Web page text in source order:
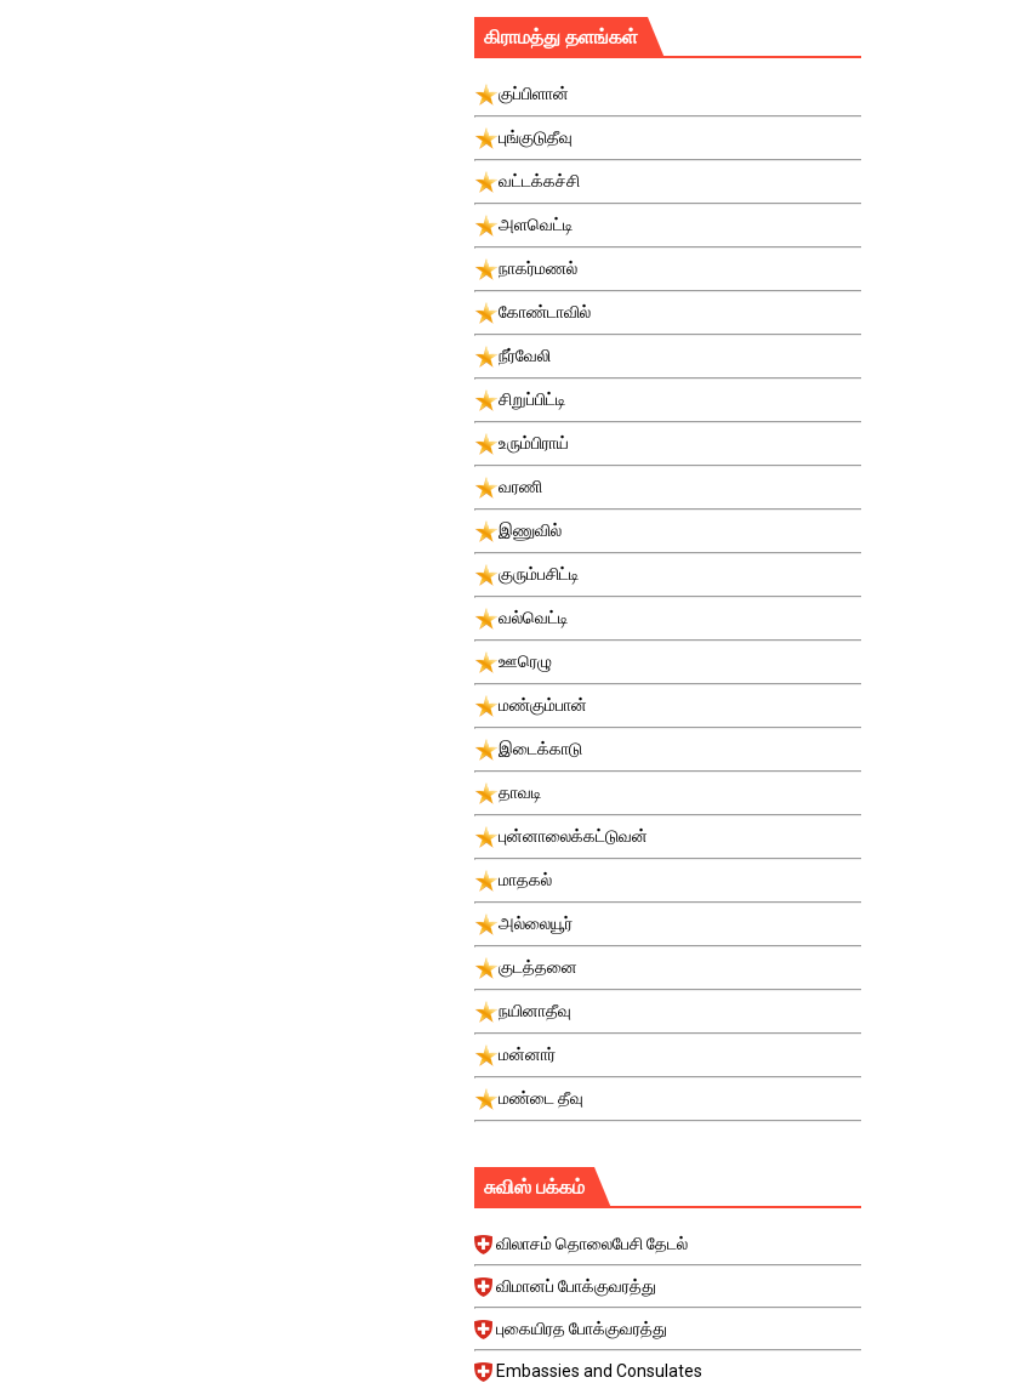
கிராமத்து தளங்கள்
குப்பிளான்
புங்குடுதீவு
வட்டக்கச்சி
அளவெட்டி
நாகர்மணல்
கோண்டாவில்
நீர்வேலி
சிறுப்பிட்டி
உரும்பிராய்
வரணி
இணுவில்
குரும்பசிட்டி
வல்வெட்டி
ஊரெழு
மண்கும்பான்
இடைக்காடு
தாவடி
புன்னாலைக்கட்டுவன்
மாதகல்
அல்லையூர்
குடத்தனை
நயினாதீவு
மன்னார்
மண்டை தீவு
சுவிஸ் பக்கம்
விலாசம் தொலைபேசி தேடல்
விமானப் போக்குவரத்து
புகையிரத போக்குவரத்து
Embassies and Consulates